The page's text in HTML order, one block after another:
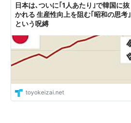
日本は､ついに｢1人あたり｣で韓国に抜
かれる 生産性向上を阻む｢昭和の思考｣
という呪縛
toyokeizai.net